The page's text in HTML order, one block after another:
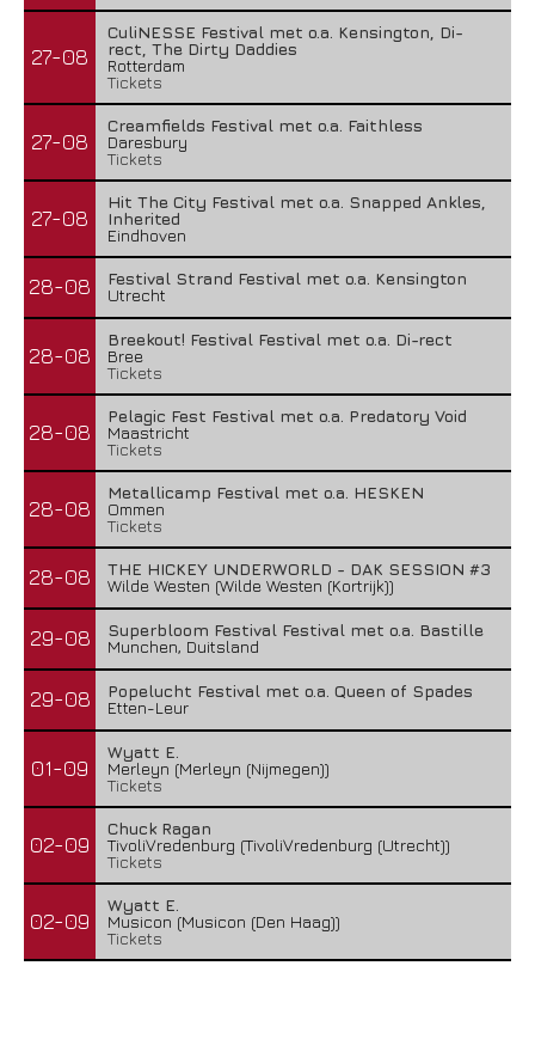
27-08
CuliNESSE Festival met o.a. Kensington, Di-
rect, The Dirty Daddies
Rotterdam
Tickets
27-08
Creamfields Festival met o.a. Faithless
Daresbury
Tickets
27-08
Hit The City Festival met o.a. Snapped Ankles,
Inherited
Eindhoven
28-08
Festival Strand Festival met o.a. Kensington
Utrecht
28-08
Breekout! Festival Festival met o.a. Di-rect
Bree
Tickets
28-08
Pelagic Fest Festival met o.a. Predatory Void
Maastricht
Tickets
28-08
Metallicamp Festival met o.a. HESKEN
Ommen
Tickets
28-08
THE HICKEY UNDERWORLD - DAK SESSION #3
Wilde Westen (Wilde Westen (Kortrijk))
29-08
Superbloom Festival Festival met o.a. Bastille
Munchen, Duitsland
29-08
Popelucht Festival met o.a. Queen of Spades
Etten-Leur
01-09
Wyatt E.
Merleyn (Merleyn (Nijmegen))
Tickets
02-09
Chuck Ragan
TivoliVredenburg (TivoliVredenburg (Utrecht))
Tickets
02-09
Wyatt E.
Musicon (Musicon (Den Haag))
Tickets